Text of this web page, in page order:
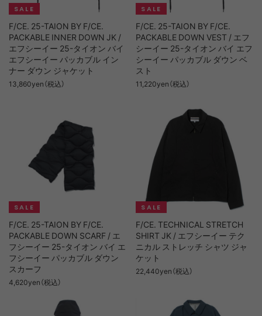
F/CE. 25-TAION BY F/CE.
PACKABLE INNER DOWN JK /
エフシーイー 25-タイオン バイ
エフシーイー パッカブル イン
ナー ダウン ジャケット
13,860yen（税込）
F/CE. 25-TAION BY F/CE.
PACKABLE DOWN VEST / エフ
シーイー 25-タイオン バイ エフ
シーイー パッカブル ダウン ベ
スト
11,220yen（税込）
F/CE. 25-TAION BY F/CE.
PACKABLE DOWN SCARF / エ
フシーイー 25-タイオン バイ エ
フシーイー パッカブル ダウン
スカーフ
4,620yen（税込）
F/CE. TECHNICAL STRETCH
SHIRT JK / エフシーイー テク
ニカル ストレッチ シャツ ジャ
ケット
22,440yen（税込）